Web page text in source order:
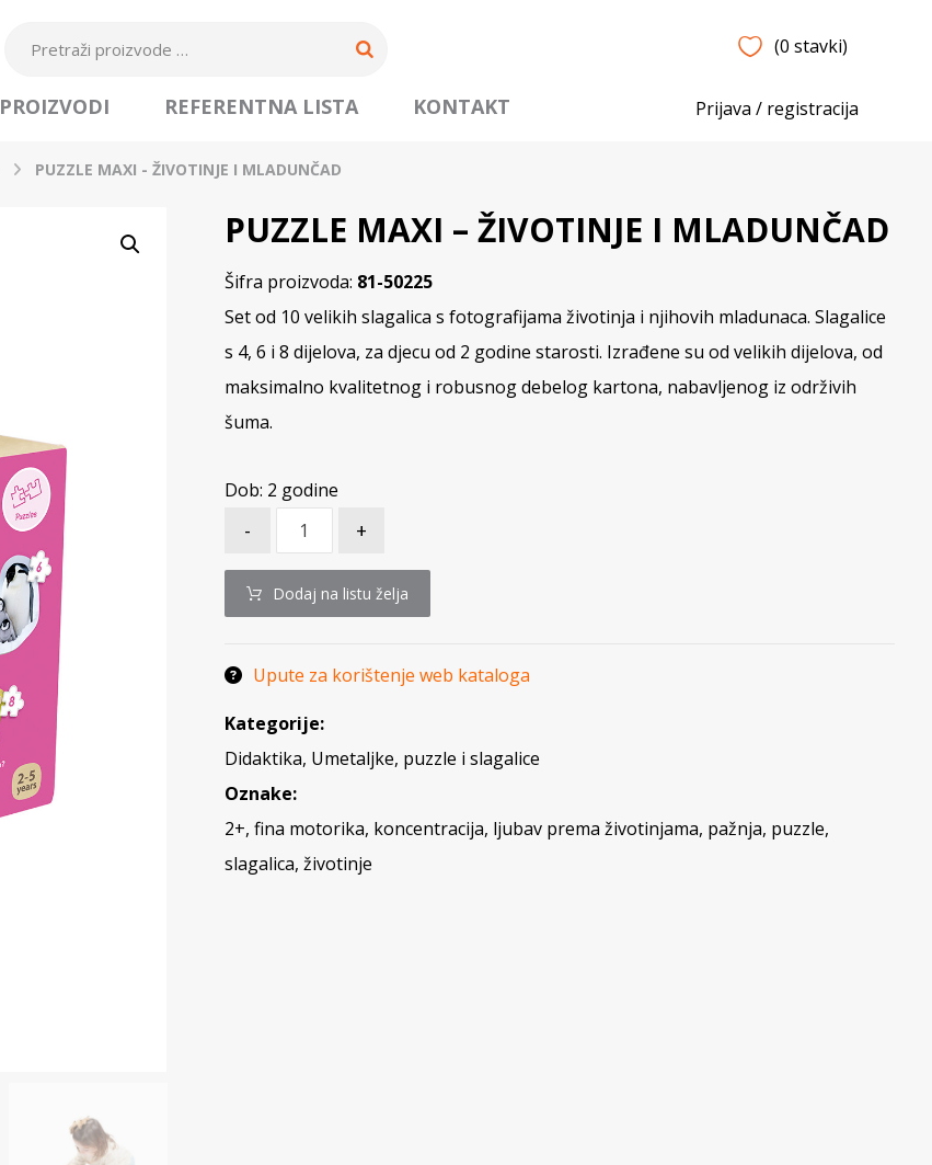
(0 stavki)
Prijava / registracija
PROIZVODI REFERENTNA LISTA KONTAKT
PUZZLE MAXI - ŽIVOTINJE I MLADUNČAD
PUZZLE MAXI – ŽIVOTINJE I MLADUNČAD
Šifra proizvoda: 81-50225
Set od 10 velikih slagalica s fotografijama životinja i njihovih mladunaca. Slagalice
s 4, 6 i 8 dijelova, za djecu od 2 godine starosti. Izrađene su od velikih dijelova, od
maksimalno kvalitetnog i robusnog debelog kartona, nabavljenog iz održivih
šuma.
Dob: 2 godine
- +
Dodaj na listu želja
Upute za korištenje web kataloga
Kategorije:
Didaktika, Umetaljke, puzzle i slagalice
Oznake:
2+, fina motorika, koncentracija, ljubav prema životinjama, pažnja, puzzle,
slagalica, životinje